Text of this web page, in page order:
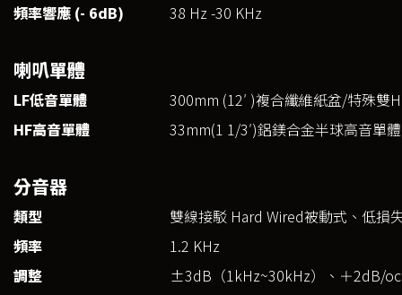
頻率響應 (- 6dB)
38 Hz -30 KHz
喇叭單體
LF低音單體
300mm (12′ )複合纖維紙盆/特殊雙
HF高音單體
33mm(1 1/3′)鋁鎂合金半球高音單
分音器
類型
雙線接駁 Hard Wired被動式、低損
頻率
1.2 KHz
調整
±3dB（1kHz~30kHz）、＋2dB/